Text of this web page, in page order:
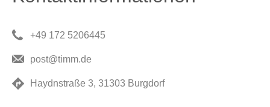
+49 172 5206445
post@timm.de
Haydnstraße 3, 31303 Burgdorf